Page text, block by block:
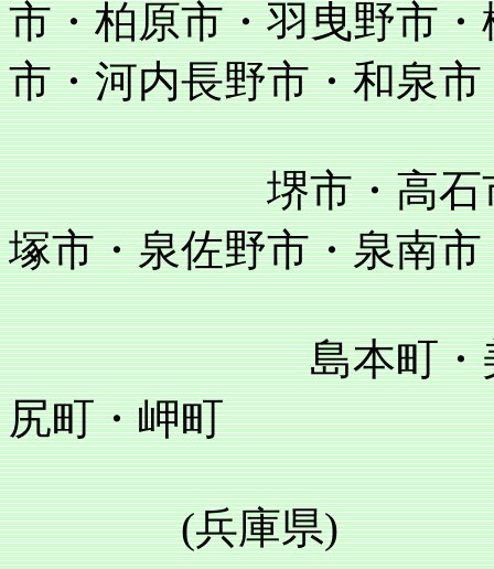
市・柏原市・羽曳野市
市・河内長野市・和泉市
堺市・高石市・泉
塚市・泉佐野市・泉南
島本町・美原町
尻町・岬町
(兵庫県)